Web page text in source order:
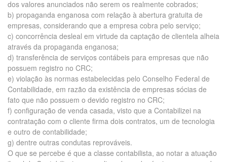
dos valores anunciados não serem os realmente cobrados;
b) propaganda enganosa com relação à abertura gratuita de
empresas, considerando que a empresa cobra pelo serviço;
c) concorrência desleal em virtude da captação de clientela alheia
através da propaganda enganosa;
d) transferência de serviços contábeis para empresas que não
possuem registro no CRC;
e) violação às normas estabelecidas pelo Conselho Federal de
Contabilidade, em razão da existência de empresas sócias de
fato que não possuem o devido registro no CRC;
f) configuração de venda casada, visto que a Contabilizei na
contratação com o cliente firma dois contratos, um de tecnologia
e outro de contabilidade;
g) dentre outras condutas reprováveis.
O que se percebe é que a classe contabilista, ao notar a atuação